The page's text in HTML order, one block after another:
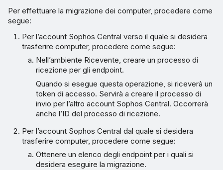
Per effettuare la migrazione dei computer, procedere come
segue:
Per l’account Sophos Central verso il quale si desidera
trasferire computer, procedere come segue:
Nell’ambiente Ricevente, creare un processo di
ricezione per gli endpoint.
Quando si esegue questa operazione, si riceverà un
token di accesso. Servirà a creare il processo di
invio per l’altro account Sophos Central. Occorrerà
anche l’ID del processo di ricezione.
Per l’account Sophos Central dal quale si desidera
trasferire computer, procedere come segue:
Ottenere un elenco degli endpoint per i quali si
desidera eseguire la migrazione.